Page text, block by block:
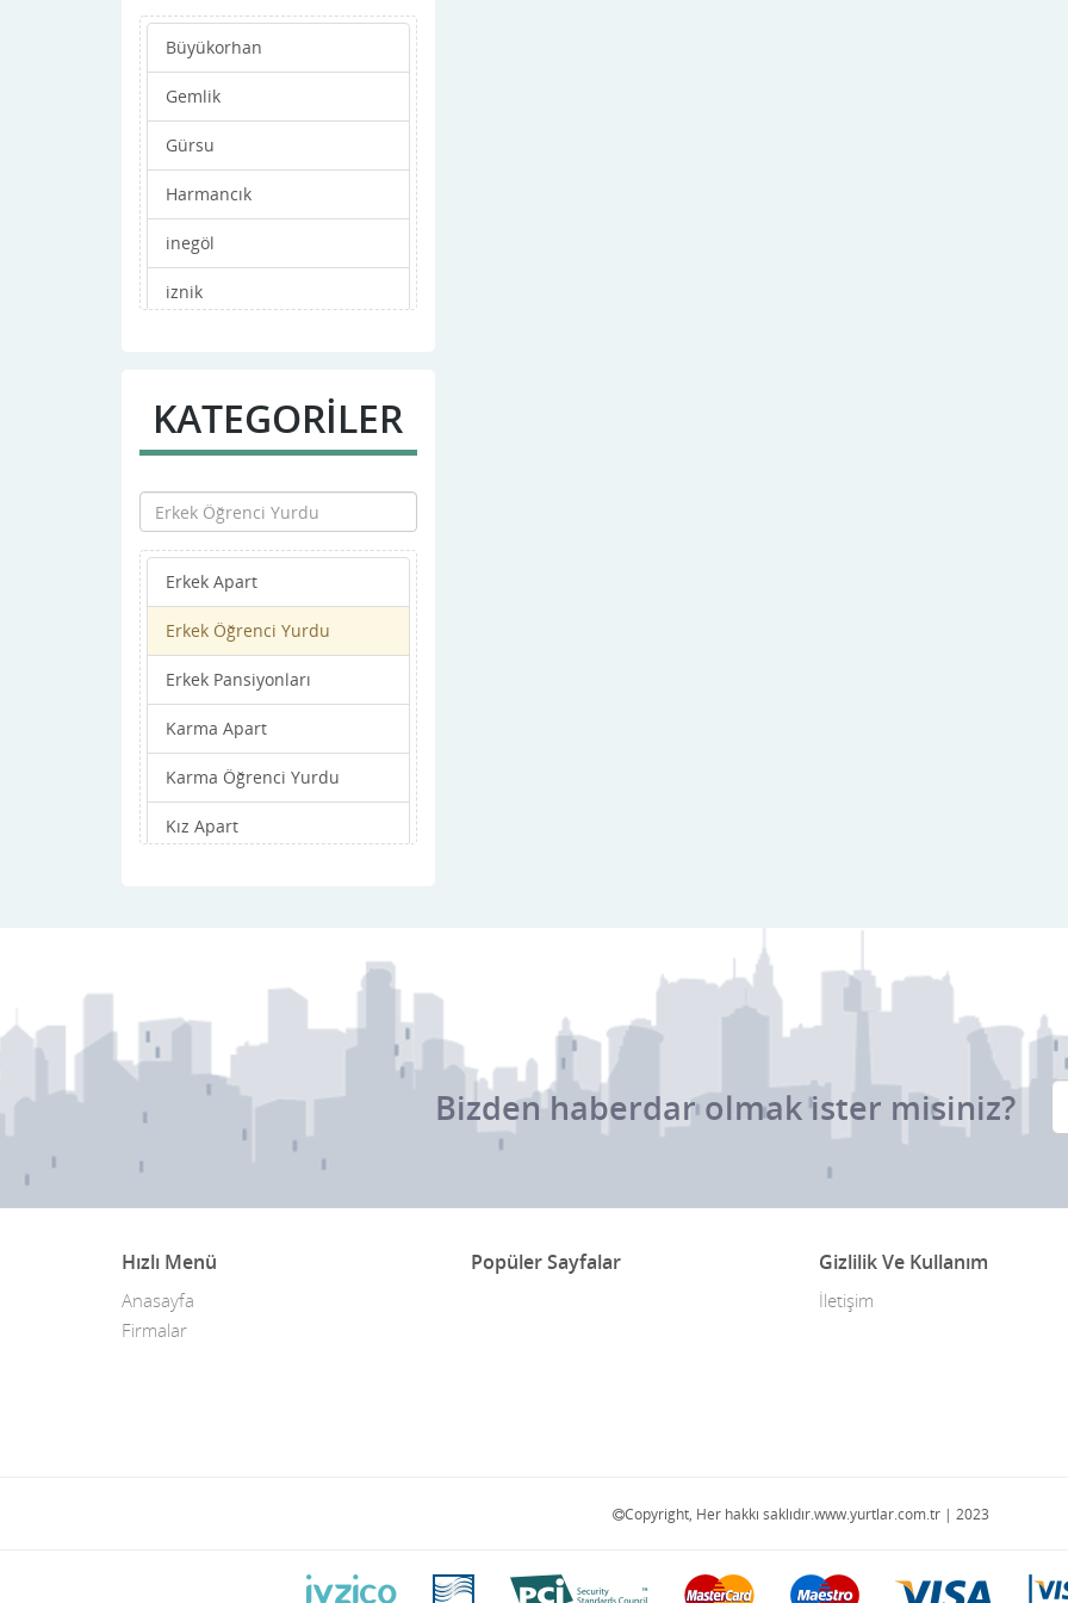
Büyükorhan
Gemlik
Gürsu
Harmancık
inegöl
iznik
Kestel
Merkez
Mudanya
Mustafakemalpaşa
Nilüfer
Orhaneli
Orhangazi
Osmangazi
Yenişehir
KATEGORİLER
Erkek Apart
Erkek Öğrenci Yurdu
Erkek Pansiyonları
Karma Apart
Karma Öğrenci Yurdu
Kız Apart
Bizden haberdar olmak ister misiniz?
Hızlı Menü
Anasayfa
Firmalar
Popüler Sayfalar Gizlilik Ve Kullanım
İletişim
Copyright, Her hakkı saklıdır.www.yurtlar.com.tr | 2023